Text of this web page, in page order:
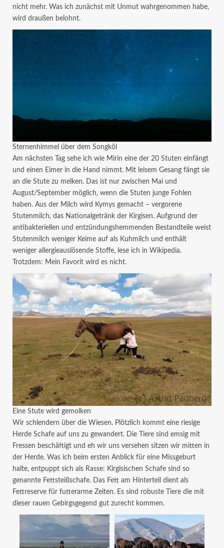
nicht mehr. Was ich zunächst mit Unmut wahrgenommen habe,
wird draußen belohnt.
Sternenhimmel über dem Songköl
Am nächsten Tag sehe ich wie Mirin eine der 20 Stuten einfängt
und einen Eimer in die Hand nimmt. Mit leisem Gesang fängt sie
an die Stute zu melken. Das ist nur zwischen Mai und
August/September möglich, wenn die Stuten junge Fohlen
haben. Aus der Milch wird Kymys gemacht – vergorene
Stutenmilch, das Nationalgetränk der Kirgisen. Aufgrund der
antibakteriellen und entzündungshemmenden Bestandteile weist
Stutenmilch weniger Keime auf als Kuhmilch und enthält
weniger allergieauslösende Stoffe, lese ich in Wikipedia.
Trotzdem: Mein Favorit wird es nicht.
Eine Stute wird gemolken
Wir schlendern über die Wiesen. Plötzlich kommt eine riesige
Herde Schafe auf uns zu gewandert. Die Tiere sind emsig mit
Fressen beschäftigt und eh wir uns versehen sitzen wir mitten in
der Herde. Was ich beim ersten Anblick für eine Missgeburt
halte, entpuppt sich als Rasse: Kirgisischen Schafe sind so
genannte Fettsteißschafe. Das Fett am Hinterteil dient als
Fettreserve für futterarme Zeiten. Es sind robuste Tiere die mit
dieser rauen Gebirgsgegend gut zurecht kommen.